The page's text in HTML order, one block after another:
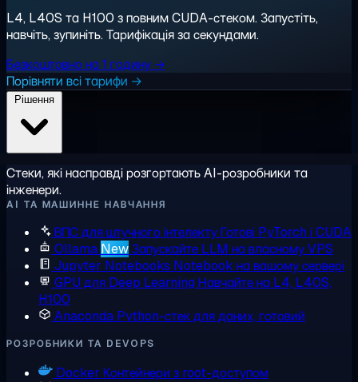
L4, L40S та H100 з повним CUDA-стеком. Запустіть,
навчіть, зупиніть. Тарифікація за секундами.
Безкоштовно на 1 годину →
Порівняти всі тарифи →
Стеки, які насправді розгортають AI-розробники та
інженери.
AI ТА МАШИННЕ НАВЧАННЯ
ВПС для штучного інтелектуГотові PyTorch і CUDA
Ollama NewЗапускайте LLM на власному VPS
Jupyter Notebooks Notebook на вашому сервері
GPU для Deep Learning Навчайте на L4, L40S,
H100
Anaconda Python-стек для даних, готовий
РОЗРОБНИКИ ТА DEVOPS
Docker Контейнери з root-доступом